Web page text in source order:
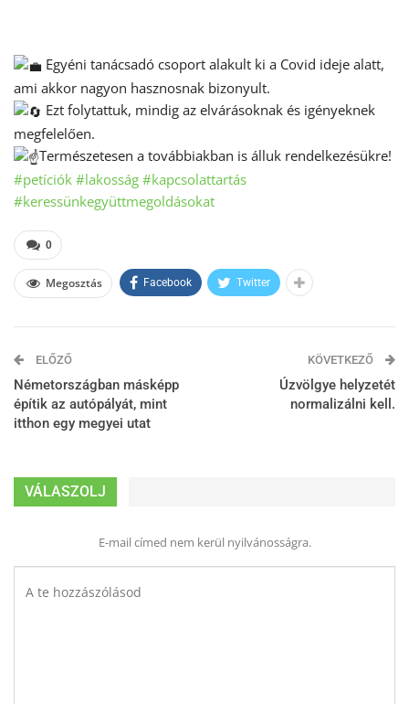
Egyéni tanácsadó csoport alakult ki a Covid ideje alatt,
ami akkor nagyon hasznosnak bizonyult.
Ezt folytattuk, mindig az elvárásoknak és igényeknek
megfelelően.
Természetesen a továbbiakban is álluk rendelkezésükre!
#petíciók #lakosság #kapcsolattartás
#keressünkegyüttmegoldásokat
0
Megosztás Facebook Twitter
ELŐZŐ
Németországban másképp
építik az autópályát, mint
itthon egy megyei utat
KÖVETKEZŐ
Úzvölgye helyzetét
normalizálni kell.
VÁLASZOLJ
E-mail címed nem kerül nyilvánosságra.